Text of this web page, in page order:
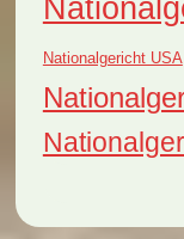
Nationalgericht USA